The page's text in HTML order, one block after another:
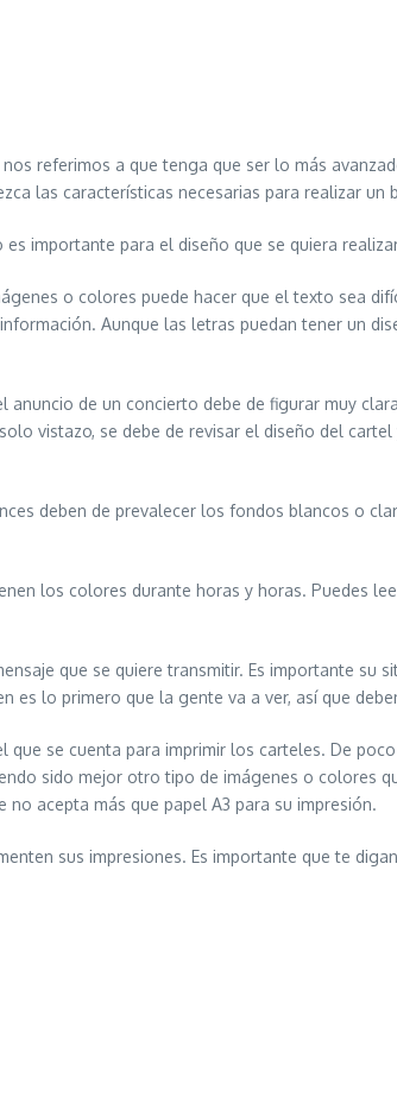
referimos a que tenga que ser lo más
las características necesarias para realizar un
importante para el diseño que se quiera
o colores puede hacer que el texto sea
Aunque las letras puedan tener un
de un concierto debe de figurar muy
vistazo, se debe de revisar el diseño del
deben de prevalecer los fondos blancos o
los colores durante horas y horas. Puedes
que se quiere transmitir. Es importante su
lo primero que la gente va a ver, así que
se cuenta para imprimir los carteles. De
sido mejor otro tipo de imágenes o colores
acepta más que papel A3 para su impresión.
sus impresiones. Es importante que te